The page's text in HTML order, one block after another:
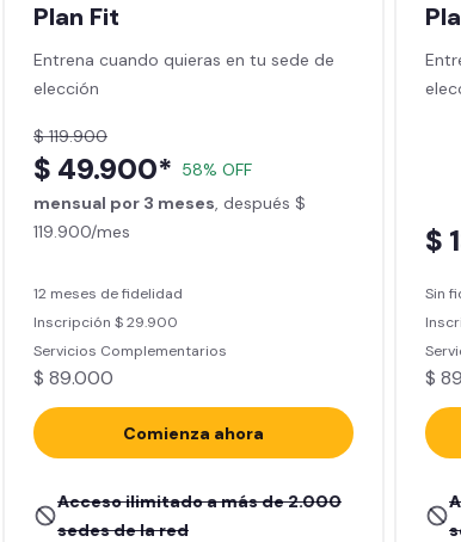
Plan Fit
Entrena cuando quieras en tu sede de
elección
$ 119.900
$ 49.900* 58% OFF
mensual por 3 meses, después $
119.900/mes
12 meses de fidelidad
Inscripción $ 29.900
Servicios Complementarios
$ 89.000
Comienza ahora
Acceso ilimitado a más de 2.000
sedes de la red
$
Sin
$